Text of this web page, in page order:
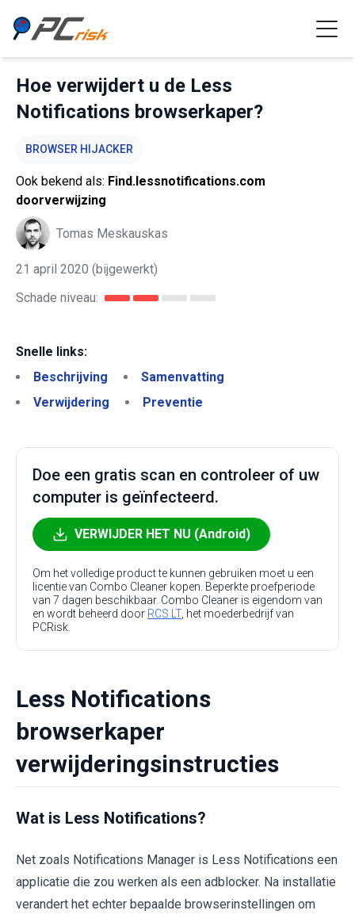
Hoe verwijdert u de Less
Notifications browserkaper?
BROWSER HIJACKER
Ook bekend als: Find.lessnotifications.com
doorverwijzing
Tomas Meskauskas
21 april 2020 (bijgewerkt)
Schade niveau:
Snelle links:
Beschrijving
Samenvatting
Verwijdering
Preventie
Doe een gratis scan en controleer of uw
computer is geïnfecteerd.
VERWIJDER HET NU (Android)
Om het volledige product te kunnen gebruiken moet u een
licentie van Combo Cleaner kopen. Beperkte proefperiode
van 7 dagen beschikbaar. Combo Cleaner is eigendom van
en wordt beheerd door RCS LT, het moederbedrijf van
PCRisk.
Less Notifications
browserkaper
verwijderingsinstructies
Wat is Less Notifications?
Net zoals Notifications Manager is Less Notifications een
applicatie die zou werken als een adblocker. Na installatie
verandert het echter bepaalde browserinstellingen om